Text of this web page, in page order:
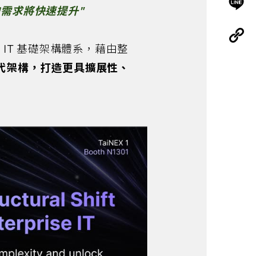
求將快速提升"
基礎架構體系，藉由整
構，打造更具擴展性、